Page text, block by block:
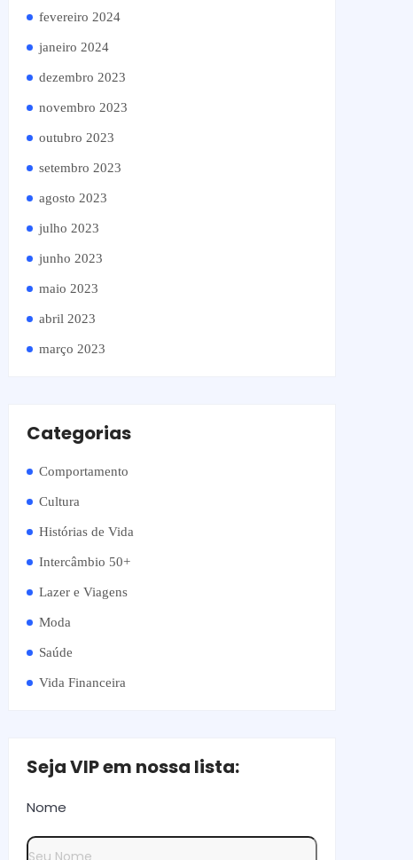
fevereiro 2024
janeiro 2024
dezembro 2023
novembro 2023
outubro 2023
setembro 2023
agosto 2023
julho 2023
junho 2023
maio 2023
abril 2023
março 2023
Categorias
Comportamento
Cultura
Histórias de Vida
Intercâmbio 50+
Lazer e Viagens
Moda
Saúde
Vida Financeira
Seja VIP em nossa lista:
Nome